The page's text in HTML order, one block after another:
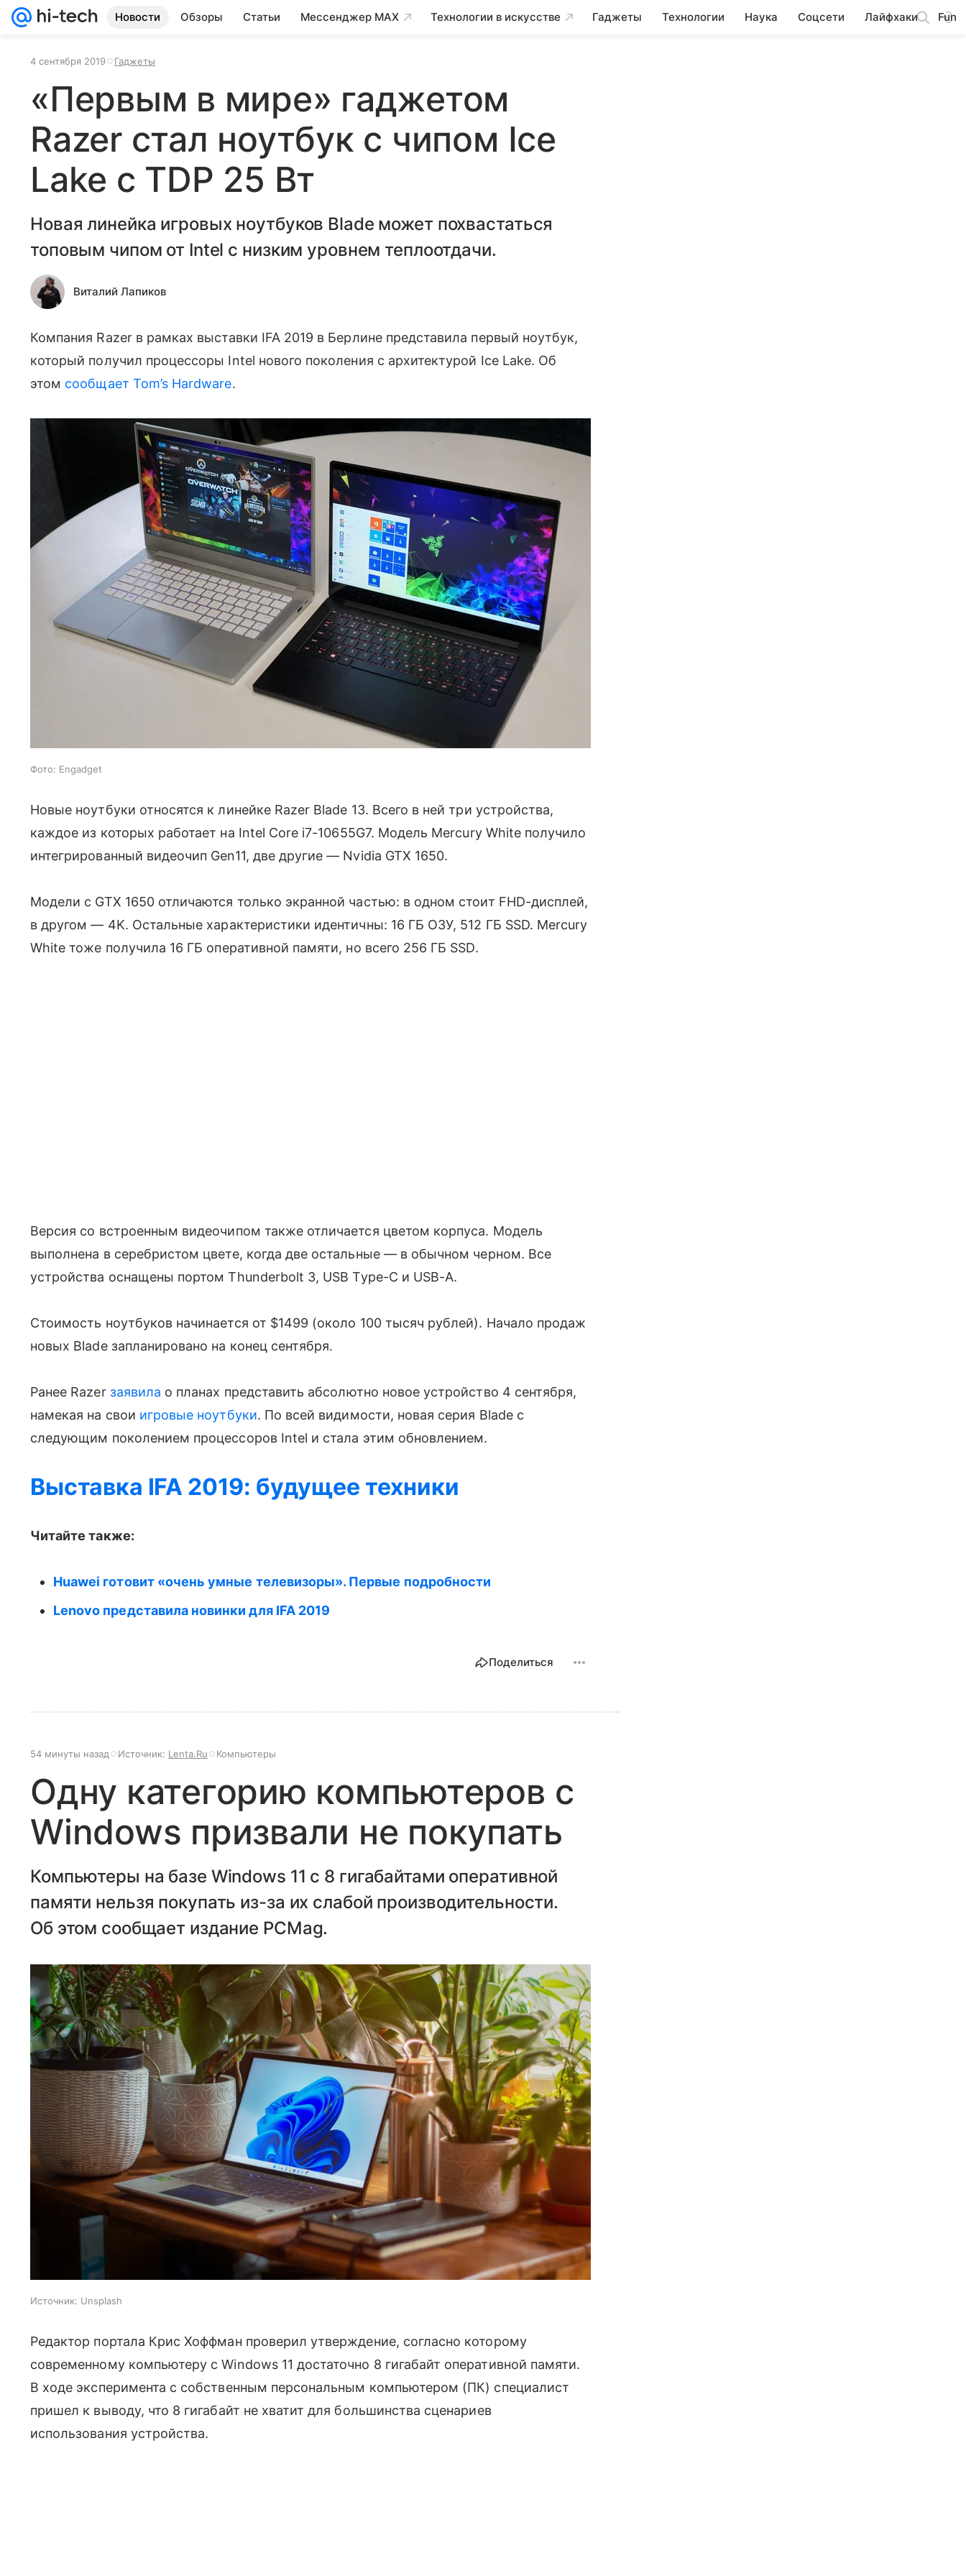
Новости Обзоры Статьи Мессенджер MAX Технологии в искусстве Гаджеты Технологии Наука Соцсети Лайфхаки Fun
4 сентября 2019 Гаджеты
«Первым в мире» гаджетом
Razer стал ноутбук с чипом Ice
Lake с TDP 25 Вт
Новая линейка игровых ноутбуков Blade может похвастаться
топовым чипом от Intel с низким уровнем теплоотдачи.
Виталий Лапиков
Компания Razer в рамках выставки IFA 2019 в Берлине представила первый ноутбук,
который получил процессоры Intel нового поколения с архитектурой Ice Lake. Об
этом сообщает Tom’s Hardware.
Фото: Engadget
Новые ноутбуки относятся к линейке Razer Blade 13. Всего в ней три устройства,
каждое из которых работает на Intel Core i7-10655G7. Модель Mercury White получило
интегрированный видеочип Gen11, две другие — Nvidia GTX 1650.
Модели с GTX 1650 отличаются только экранной частью: в одном стоит FHD-дисплей,
в другом — 4K. Остальные характеристики идентичны: 16 ГБ ОЗУ, 512 ГБ SSD. Mercury
White тоже получила 16 ГБ оперативной памяти, но всего 256 ГБ SSD.
Версия со встроенным видеочипом также отличается цветом корпуса. Модель
выполнена в серебристом цвете, когда две остальные — в обычном черном. Все
устройства оснащены портом Thunderbolt 3, USB Type-C и USB-A.
Стоимость ноутбуков начинается от $1499 (около 100 тысяч рублей). Начало продаж
новых Blade запланировано на конец сентября.
Ранее Razer заявила о планах представить абсолютно новое устройство 4 сентября,
намекая на свои игровые ноутбуки. По всей видимости, новая серия Blade с
следующим поколением процессоров Intel и стала этим обновлением.
Выставка IFA 2019: будущее техники
Читайте также:
Huawei готовит «очень умные телевизоры». Первые подробности
Lenovo представила новинки для IFA 2019
Поделиться
54 минуты назад Источник: Lenta.Ru Компьютеры
Одну категорию компьютеров с
Windows призвали не покупать
Компьютеры на базе Windows 11 c 8 гигабайтами оперативной
памяти нельзя покупать из-за их слабой производительности.
Об этом сообщает издание PCMag.
Источник: Unsplash
Редактор портала Крис Хоффман проверил утверждение, согласно которому
современному компьютеру с Windows 11 достаточно 8 гигабайт оперативной памяти.
В ходе эксперимента с собственным персональным компьютером (ПК) специалист
пришел к выводу, что 8 гигабайт не хватит для большинства сценариев
использования устройства.